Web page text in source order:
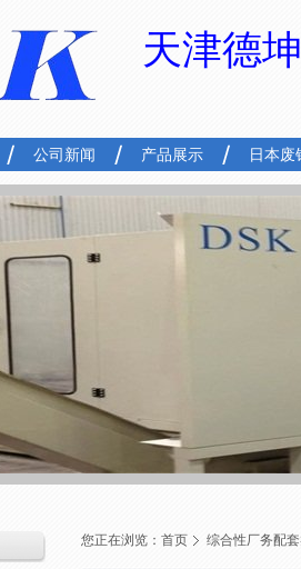
天津德
公司新闻 产品展示 日本废
您正在浏览： 首页 综合性厂务配